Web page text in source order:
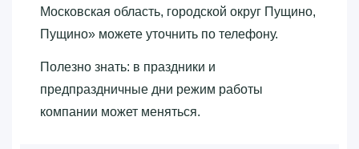
Московская область, городской округ Пущино,
Пущино»‎ можете уточнить по телефону.
Полезно знать: в праздники и
предпраздничные дни режим работы
компании может меняться.